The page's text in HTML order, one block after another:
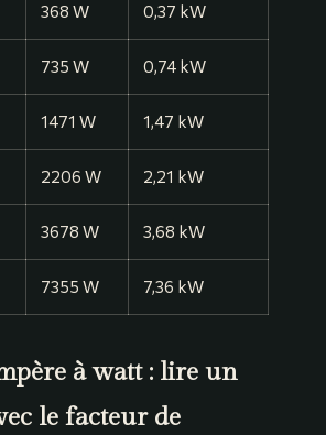
368 W 0,37 kW
735 W 0,74 kW
1471 W 1,47 kW
2206 W 2,21 kW
3678 W 3,68 kW
7355 W 7,36 kW
à watt : lire un
le facteur de